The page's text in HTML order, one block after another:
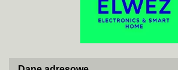
ADATA